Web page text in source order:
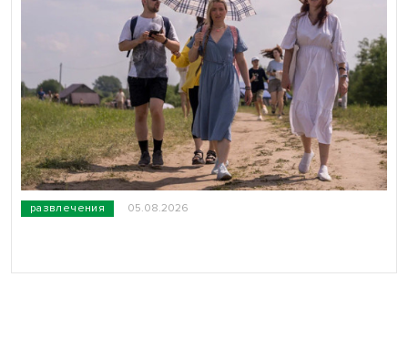
развлечения 05.08.2026